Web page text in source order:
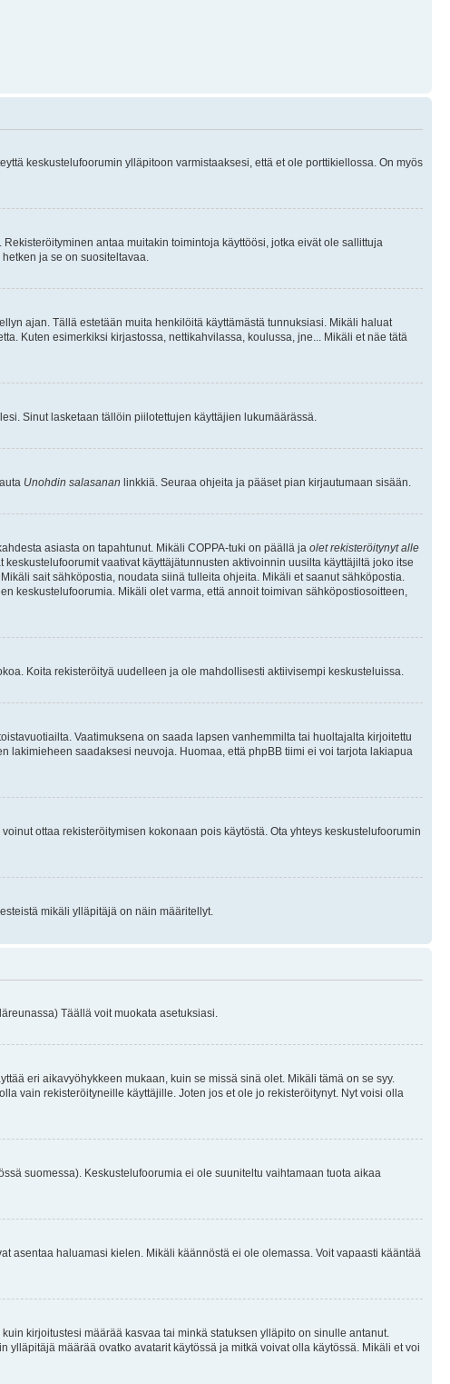
keskustelufoorumin ylläpitoon varmistaaksesi, että et ole porttikiellossa. On myös
antaa muitakin toimintoja käyttöösi, jotka eivät ole sallittuja
ja se on suositeltavaa.
ajan. Tällä estetään muita henkilöitä käyttämästä tunnuksiasi. Mikäli haluat
Kuten esimerkiksi kirjastossa, nettikahvilassa, koulussa, jne... Mikäli et näe tätä
Sinut lasketaan tällöin piilotettujen käyttäjien lukumäärässä.
Unohdin salasanan linkkiä. Seuraa ohjeita ja pääset pian kirjautumaan sisään.
asiasta on tapahtunut. Mikäli COPPA-tuki on päällä ja olet rekisteröitynyt alle
vaativat käyttäjätunnusten aktivoinnin uusilta käyttäjiltä joko itse
sait sähköpostia, noudata siinä tulleita ohjeita. Mikäli et saanut sähköpostia.
keskustelufoorumia. Mikäli olet varma, että annoit toimivan sähköpostiosoitteen,
Koita rekisteröityä uudelleen ja ole mahdollisesti aktiivisempi keskusteluissa.
Vaatimuksena on saada lapsen vanhemmilta tai huoltajalta kirjoitettu
saadaksesi neuvoja. Huomaa, että phpBB tiimi ei voi tarjota lakiapua
ottaa rekisteröitymisen kokonaan pois käytöstä. Ota yhteys keskustelufoorumin
mikäli ylläpitäjä on näin määritellyt.
Täällä voit muokata asetuksiasi.
eri aikavyöhykkeen mukaan, kuin se missä sinä olet. Mikäli tämä on se syy.
vain rekisteröityneille käyttäjille. Joten jos et ole jo rekisteröitynyt. Nyt voisi olla
suomessa). Keskustelufoorumia ei ole suuniteltu vaihtamaan tuota aikaa
asentaa haluamasi kielen. Mikäli käännöstä ei ole olemassa. Voit vapaasti kääntää
kirjoitustesi määrää kasvaa tai minkä statuksen ylläpito on sinulle antanut.
määrää ovatko avatarit käytössä ja mitkä voivat olla käytössä. Mikäli et voi